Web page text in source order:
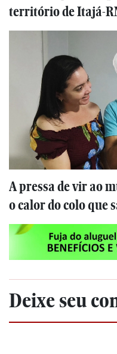
território de Itajá-
A pressa de vir ao
o calor do colo que
Deixe seu